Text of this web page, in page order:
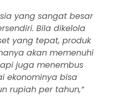
yang sangat besar
Bila dikelola
yang tepat, produk
akan memenuhi
juga menembus
ekonominya bisa
rupiah per tahun,”